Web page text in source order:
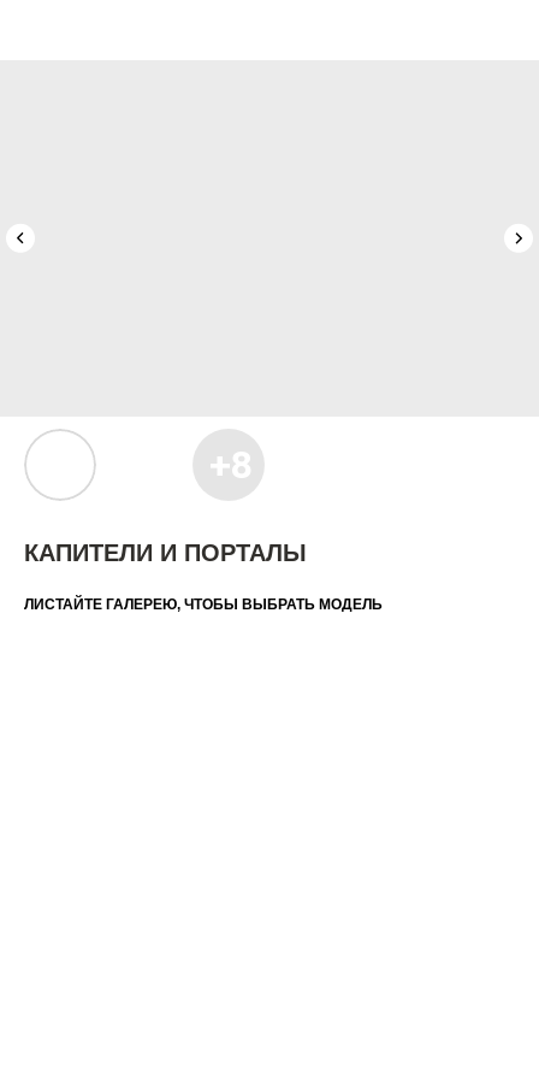
КАПИТЕЛИ И ПОРТАЛЫ
ЛИСТАЙТЕ ГАЛЕРЕЮ, ЧТОБЫ ВЫБРАТЬ МОДЕЛЬ